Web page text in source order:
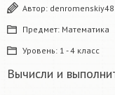
Автор:
Предмет: Математика
Уровень: 1 - 4 класс
Вычисли и